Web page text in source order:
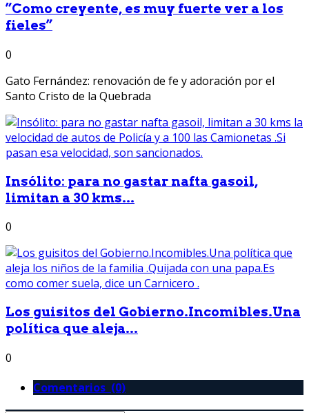
”Como creyente, es muy fuerte ver a los
fieles”
0
Gato Fernández: renovación de fe y adoración por el
Santo Cristo de la Quebrada
Insólito: para no gastar nafta gasoil,
limitan a 30 kms...
0
Los guisitos del Gobierno.Incomibles.Una
política que aleja...
0
Comentarios (0)